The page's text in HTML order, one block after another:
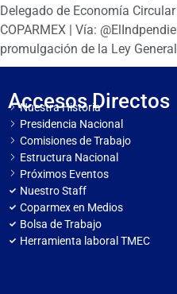
Delegado de Economía
COPARMEX | Vía:
promulgación de la Ley
Accesos Directos
Nuestra Historia
Presidencia Nacional
Comisiones de Trabajo
Estructura Nacional
Próximos Eventos
Nuestro Staff
Coparmex en Medios
Bolsa de Trabajo
Herramienta laboral TMEC